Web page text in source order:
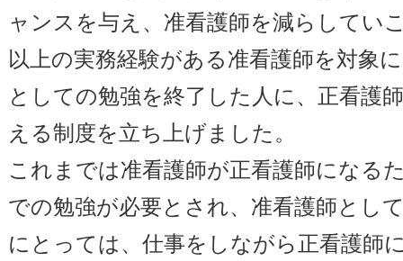
ャンスを与え、准看護師を減らしてい
以上の実務経験がある准看護師を対象
としての勉強を終了した人に、正看護
える制度を立ち上げました。
これまでは准看護師が正看護師になる
での勉強が必要とされ、准看護師とし
にとっては、仕事をしながら正看護師